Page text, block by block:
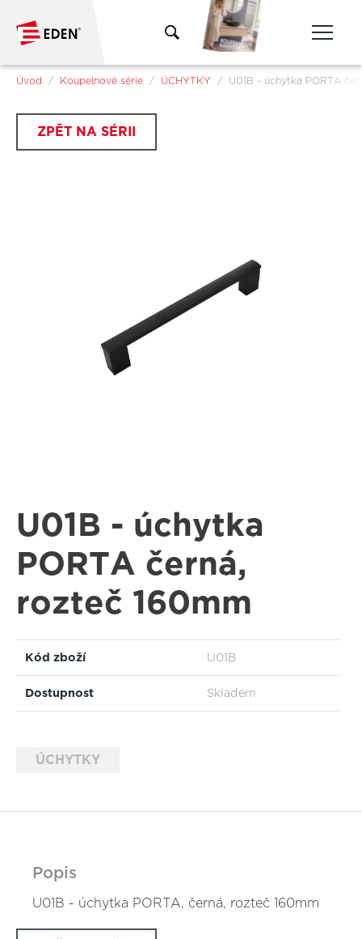
Jsi tady:
Úvod Koupelnové série ÚCHYTKY U01B - úchytka PORTA
ZPĚT NA SÉRII
U01B - úchytka
PORTA černá,
rozteč 160mm
Kód zboží U01B
Dostupnost Skladem
ÚCHYTKY
Popis
U01B - úchytka PORTA, černá, rozteč 160mm